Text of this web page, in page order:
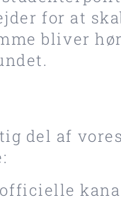
for at
bliver
del af